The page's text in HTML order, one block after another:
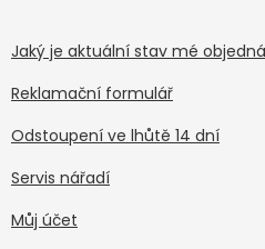
Jaký je aktuální stav mé
Reklamační formulář
Odstoupení ve lhůtě 14 dní
Servis nářadí
Můj účet